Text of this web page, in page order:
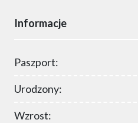
Informacje
Paszport:
Urodzony:
Wzrost: